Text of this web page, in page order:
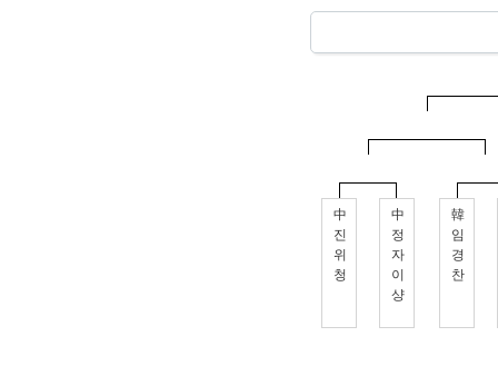
中
진
위
청
中
정
자
이
샹
韓
임
경
찬